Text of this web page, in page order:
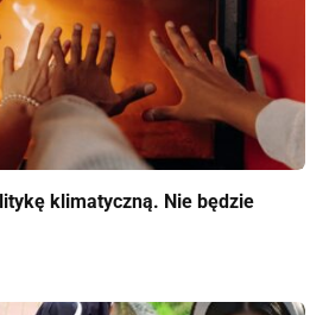
klimatyczną. Nie będzie